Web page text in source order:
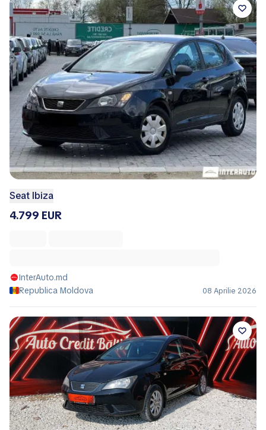
Seat Ibiza
4.799 EUR
InterAuto.md
Republica Moldova
08 Aprilie 2026